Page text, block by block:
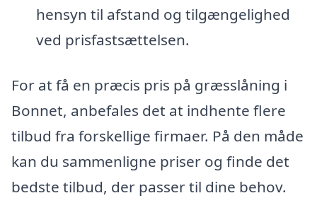
hensyn til afstand og tilgængelighed
ved prisfastsættelsen.
For at få en præcis pris på græsslåning i
Bonnet, anbefales det at indhente flere
tilbud fra forskellige firmaer. På den måde
kan du sammenligne priser og finde det
bedste tilbud, der passer til dine behov.